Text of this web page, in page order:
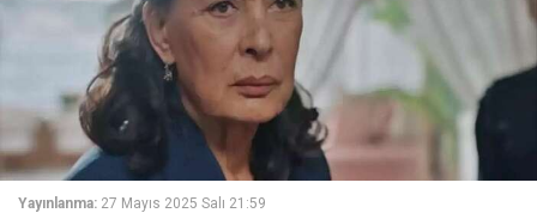
Yayınlanma: 27 Mayıs 2025 Salı 21:59